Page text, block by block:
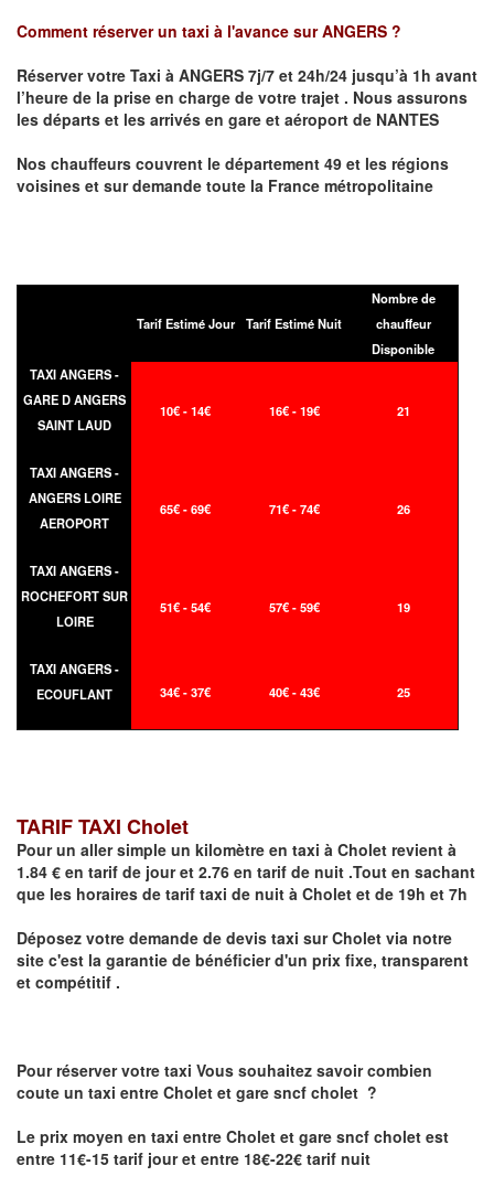
Comment réserver un taxi à l'avance surANGERS ?
Réserver votre Taxi à ANGERS 7j/7 et 24h/24 jusqu’à 1h avant
l’heure de la prise en charge de votre trajet . Nous assurons
les départs et les arrivés en gare et aéroport de NANTES
Nos chauffeurs couvrent le département 49 et les régions
voisines et sur demande toute la France métropolitaine
Tarif Estimé Jour Tarif Estimé Nuit
Nombre de
chauffeur
Disponible
TAXI ANGERS -
GARE D ANGERS
SAINT LAUD
10€ - 14€ 16€ - 19€ 21
TAXI ANGERS -
ANGERS LOIRE
AEROPORT
65€ - 69€ 71€ - 74€ 26
TAXI ANGERS -
ROCHEFORT SUR
LOIRE
51€ - 54€ 57€ - 59€ 19
TAXI ANGERS -
ECOUFLANT
34€ - 37€ 40€ - 43€ 25
TARIF TAXI Cholet
Pour un aller simple un kilomètre en taxi à Cholet revient à
1.84 € en tarif de jour et 2.76 en tarif de nuit .Tout en sachant
que les horaires de tarif taxi de nuit à Cholet et de 19h et 7h
Déposez votre demande de devis taxi surCholet via notre
site c'est la garantie de bénéficier d'un prix fixe, transparent
et compétitif .
Pour réserver votre taxi Vous souhaitez savoircombien
coute un taxi entre Cholet et gare sncf cholet ?
Le prix moyen en taxi entre Cholet et gare sncf cholet est
entre 11€-15 tarif jour et entre 18€-22€ tarif nuit